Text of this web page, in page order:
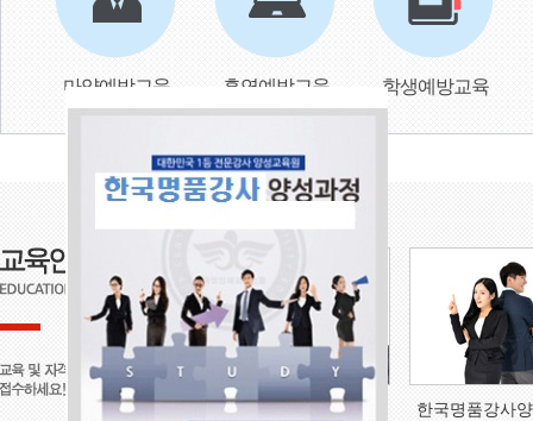
마약예방교육 흡연예방교육 학생예방교육
경제교육강사1급 한국명품강사